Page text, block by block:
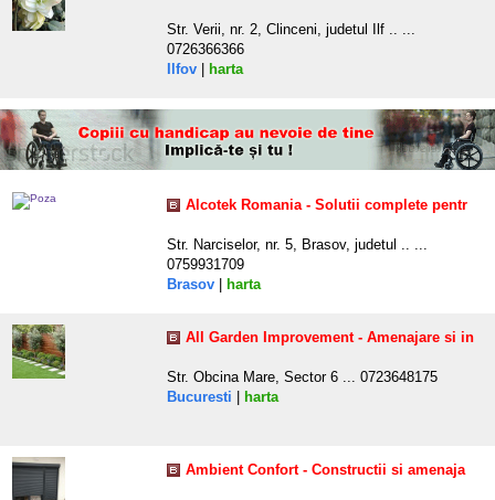
Str. Verii, nr. 2, Clinceni, judetul Ilf .. ...
0726366366
Ilfov | harta
Alcotek Romania - Solutii complete pentr
Str. Narciselor, nr. 5, Brasov, judetul .. ...
0759931709
Brasov
harta
All Garden Improvement - Amenajare si in
Str. Obcina Mare, Sector 6 ... 0723648175
Bucuresti
harta
Ambient Confort - Constructii si amenaja